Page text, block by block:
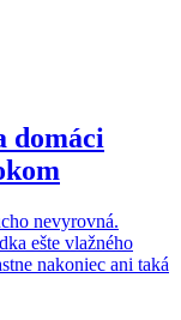
domáci
nevyrovná.
ešte vlažného
nakoniec ani taká